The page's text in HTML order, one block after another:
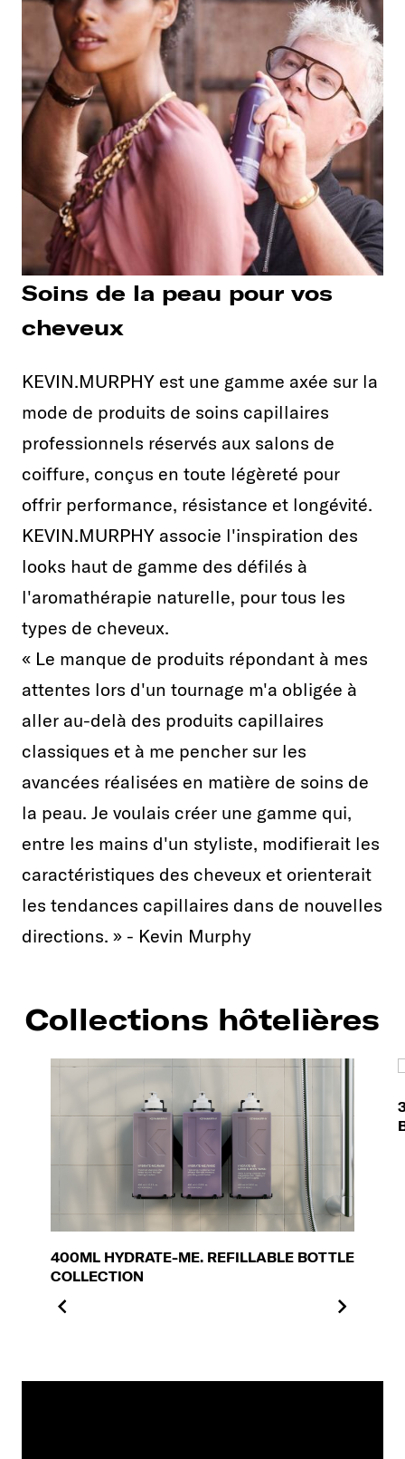
Soins de la peau pour vos
cheveux
KEVIN.MURPHY est une gamme axée sur la
mode de produits de soins capillaires
professionnels réservés aux salons de
coiffure, conçus en toute légèreté pour
offrir performance, résistance et longévité.
KEVIN.MURPHY associe l'inspiration des
looks haut de gamme des défilés à
l'aromathérapie naturelle, pour tous les
types de cheveux.
« Le manque de produits répondant à mes
attentes lors d'un tournage m'a obligée à
aller au-delà des produits capillaires
classiques et à me pencher sur les
avancées réalisées en matière de soins de
la peau. Je voulais créer une gamme qui,
entre les mains d'un styliste, modifierait les
caractéristiques des cheveux et orienterait
les tendances capillaires dans de nouvelles
directions. » - Kevin Murphy
Collections hôtelières
400ML HYDRATE-ME. REFILLABLE BOTTLE
COLLECTION